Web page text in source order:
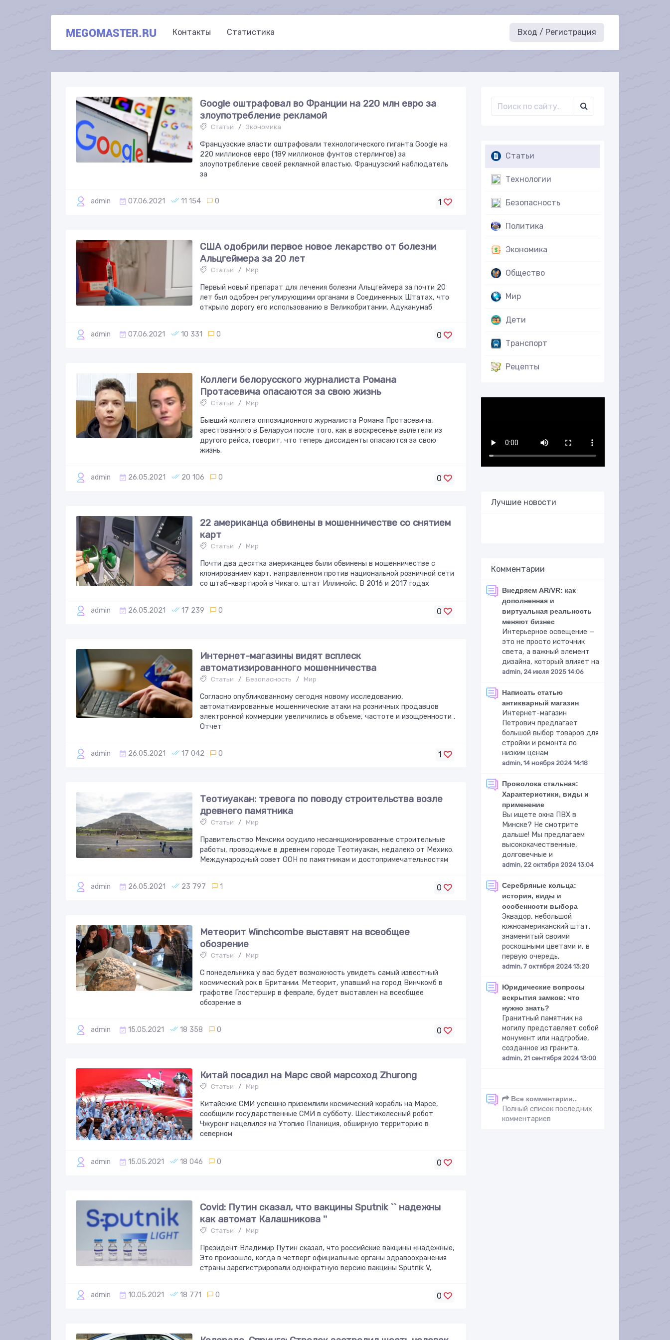
MEGOMASTER.RU Контакты Статистика Вход / Регистрация
Google оштрафовал во Франции на 220 млн евро за
злоупотребление рекламой
Статьи / Экономика
Французские власти оштрафовали технологического гиганта Google на
220 миллионов евро (189 миллионов фунтов стерлингов) за
злоупотребление своей рекламной властью. Французский наблюдатель
за
admin 07.06.2021 11 154 0 1
США одобрили первое новое лекарство от болезни
Альцгеймера за 20 лет
Статьи / Мир
Первый новый препарат для лечения болезни Альцгеймера за почти 20
лет был одобрен регулирующими органами в Соединенных Штатах, что
открыло дорогу его использованию в Великобритании. Адуканумаб
admin 07.06.2021 10 331 0 0
Коллеги белорусского журналиста Романа
Протасевича опасаются за свою жизнь
Статьи / Мир
Бывший коллега оппозиционного журналиста Романа Протасевича,
арестованного в Беларуси после того, как в воскресенье вылетели из
другого рейса, говорит, что теперь диссиденты опасаются за свою
жизнь.
admin 26.05.2021 20 106 0 0
22 американца обвинены в мошенничестве со снятием
карт
Статьи / Мир
Почти два десятка американцев были обвинены в мошенничестве с
клонированием карт, направленном против национальной розничной сети
со штаб-квартирой в Чикаго, штат Иллинойс. В 2016 и 2017 годах
admin 26.05.2021 17 239 0 0
Интернет-магазины видят всплеск
автоматизированного мошенничества
Статьи / Безопасность / Мир
Согласно опубликованному сегодня новому исследованию,
автоматизированные мошеннические атаки на розничных продавцов
электронной коммерции увеличились в объеме, частоте и изощренности .
Отчет
admin 26.05.2021 17 042 0 1
Теотиуакан: тревога по поводу строительства возле
древнего памятника
Статьи / Мир
Правительство Мексики осудило несанкционированные строительные
работы, проводимые в древнем городе Теотиуакан, недалеко от Мехико.
Международный совет ООН по памятникам и достопримечательностям
admin 26.05.2021 23 797 1 0
Метеорит Winchcombe выставят на всеобщее
обозрение
Статьи / Мир
С понедельника у вас будет возможность увидеть самый известный
космический рок в Британии. Метеорит, упавший на город Винчкомб в
графстве Глостершир в феврале, будет выставлен на всеобщее
обозрение в
admin 15.05.2021 18 358 0 0
Китай посадил на Марс свой марсоход Zhurong
Статьи / Мир
Китайские СМИ успешно приземлили космический корабль на Марсе,
сообщили государственные СМИ в субботу. Шестиколесный робот
Чжуронг нацелился на Утопию Планиция, обширную территорию в
северном
admin 15.05.2021 18 046 0 0
Covid: Путин сказал, что вакцины Sputnik `` надежны
как автомат Калашникова ''
Статьи / Мир
Президент Владимир Путин сказал, что российские вакцины «надежные,
Это произошло, когда в четверг официальные органы здравоохранения
страны зарегистрировали однократную версию вакцины Sputnik V,
admin 10.05.2021 18 771 0 0
Статьи
Технологии
Безопасность
Политика
Экономика
Общество
Мир
Дети
Транспорт
Рецепты
Лучшие новости
Комментарии
Внедряем AR/VR: как
дополненная и
виртуальная реальность
меняют бизнес
Интерьерное освещение —
это не просто источник
света, а важный элемент
дизайна, который влияет на
admin, 24 июля 2025 14:06
Написать статью
антикварный магазин
Интернет-магазин
Петрович предлагает
большой выбор товаров для
стройки и ремонта по
низким ценам
admin, 14 ноября 2024 14:18
Проволока стальная:
Характеристики, виды и
применение
Вы ищете окна ПВХ в
Минске? Не смотрите
дальше! Мы предлагаем
высококачественные,
долговечные и
admin, 22 октября 2024 13:04
Серебряные кольца:
история, виды и
особенности выбора
Эквадор, небольшой
южноамериканский штат,
знаменитый своими
роскошными цветами и, в
первую очередь,
admin, 7 октября 2024 13:20
Юридические вопросы
вскрытия замков: что
нужно знать?
Гранитный памятник на
могилу представляет собой
монумент или надгробие,
созданное из гранита,
admin, 21 сентября 2024 13:00
Все комментарии..
Полный список последних
комментариев